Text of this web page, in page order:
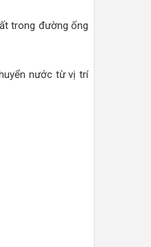
trong đường ống
nước từ vị trí